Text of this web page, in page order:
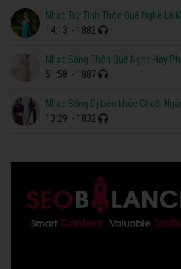
Nhạc Trữ Tình Thôn Quê Nghe Là
14:13 - 1882
Nhạc Sống Thôn Quê Nghe Hay
51:58 - 1887
Nhạc Sống Dj Liên khúc Chuỗi
13:29 - 1832